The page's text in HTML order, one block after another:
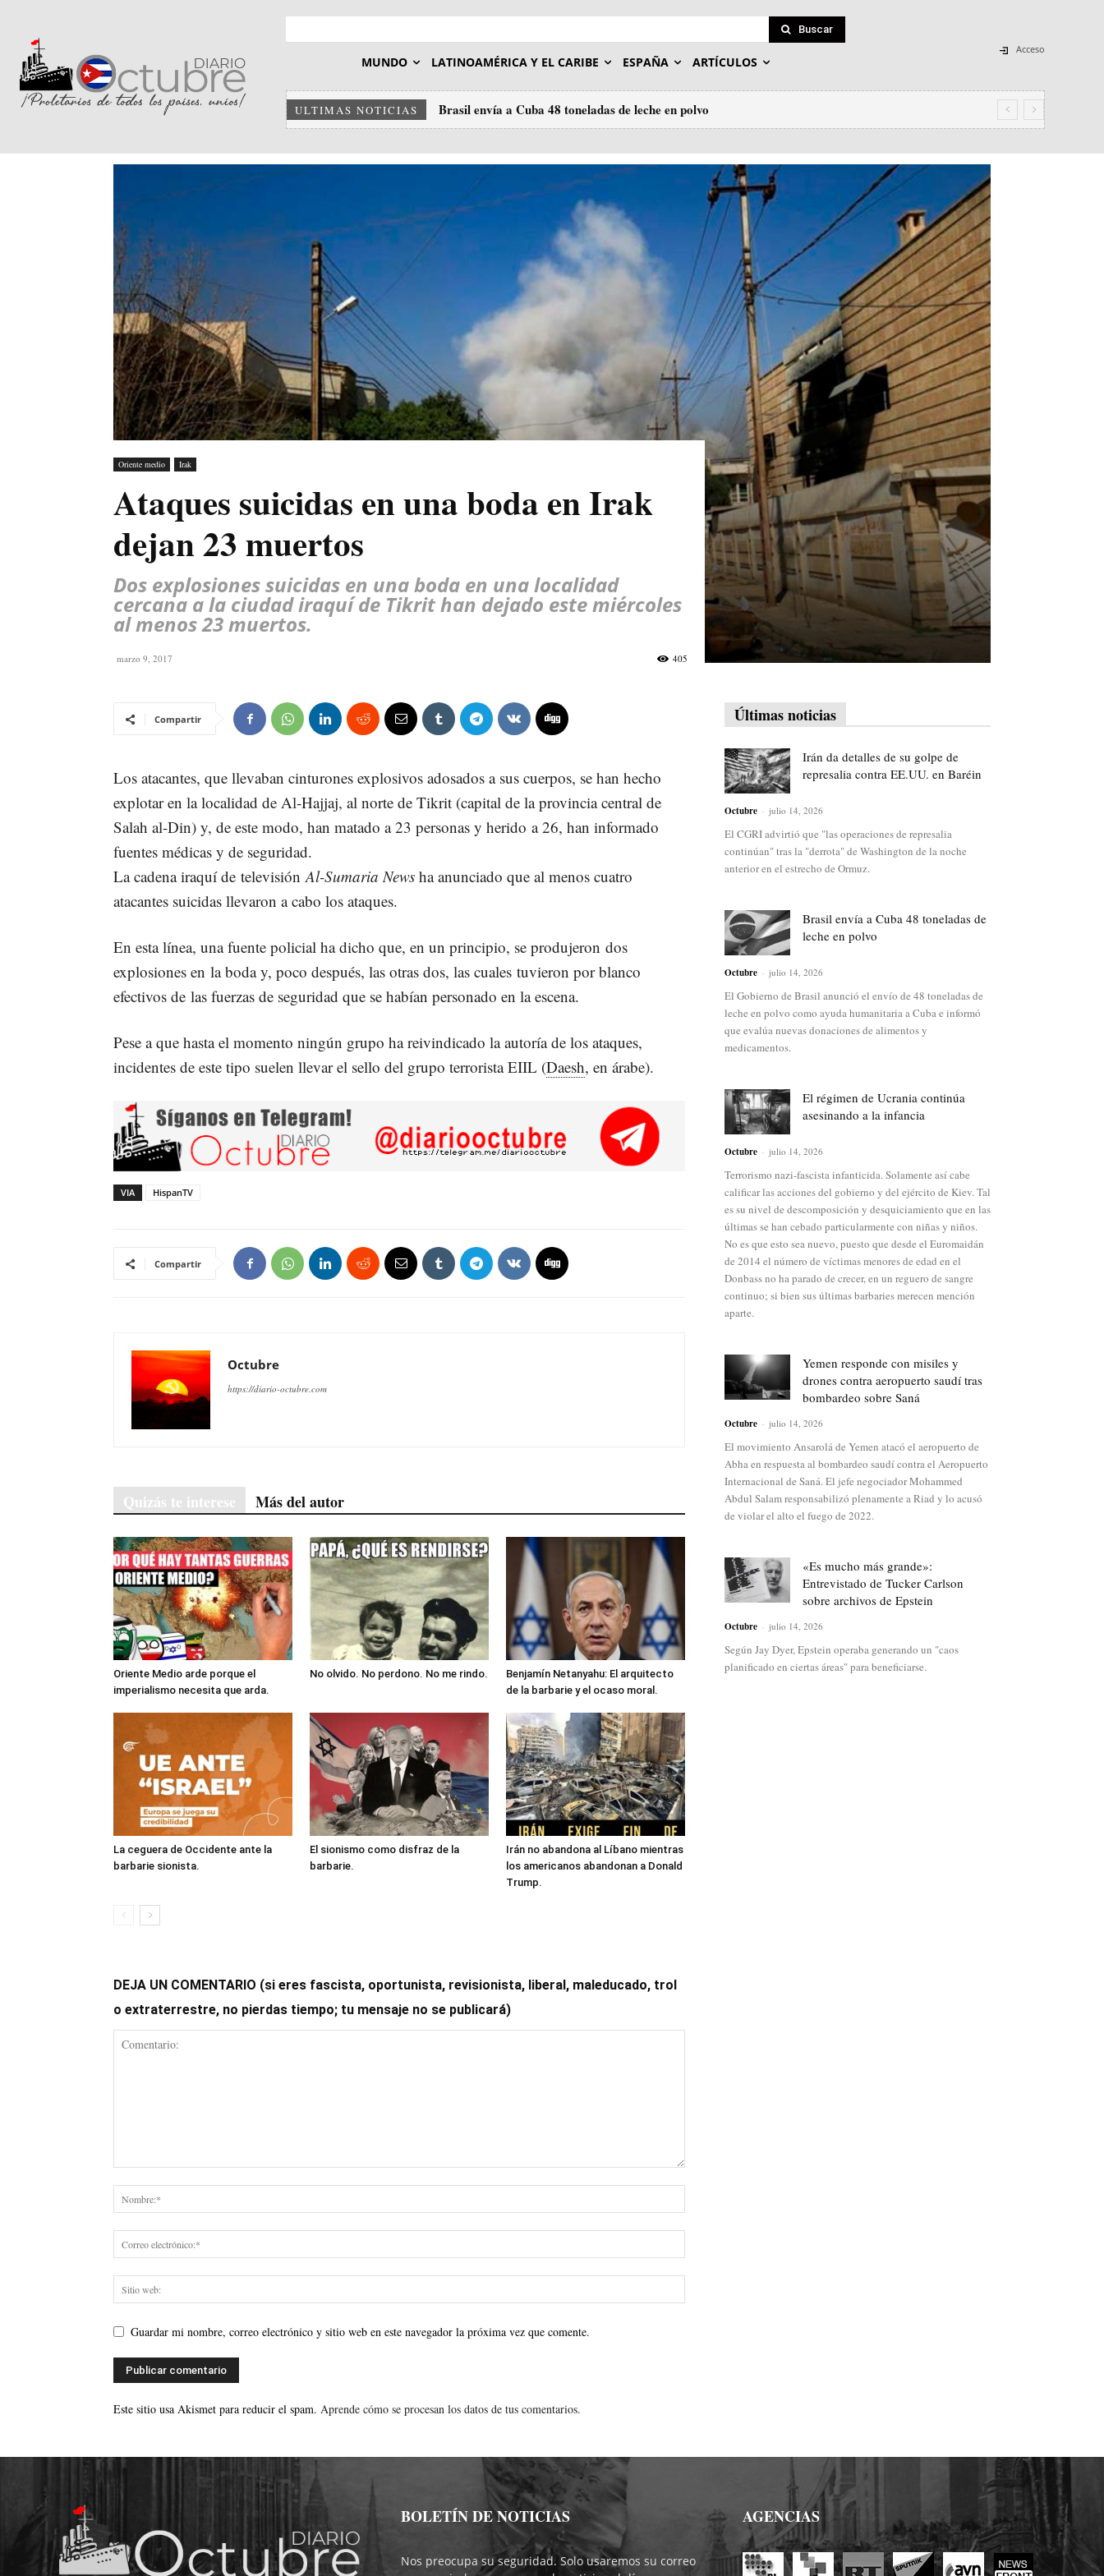
Buscar
MUNDO LATINOAMÉRICA Y EL CARIBE ESPAÑA ARTÍCULOS
Acceso
ULTIMAS NOTICIAS Brasil envía a Cuba 48 toneladas de leche en polvo
Oriente medio Irak
Ataques suicidas en una boda en Irak
dejan 23 muertos
Dos explosiones suicidas en una boda en una localidad
cercana a la ciudad iraquí de Tikrit han dejado este miércoles
al menos 23 muertos.
marzo 9, 2017 405
Compartir
Los atacantes, que llevaban cinturones explosivos adosados a sus cuerpos, se han hecho
explotar en la localidad de Al-Hajjaj, al norte de Tikrit (capital de la provincia central de
Salah al-Din) y, de este modo, han matado a 23 personas y herido a 26, han informado
fuentes médicas y de seguridad.
La cadena iraquí de televisiónAl-Sumaria News ha anunciado que al menos cuatro
atacantes suicidas llevaron a cabo los ataques.
En esta línea, una fuente policial ha dicho que, en un principio, se produjeron dos
explosiones en la boda y, poco después, las otras dos, las cuales tuvieron por blanco
efectivos de las fuerzas de seguridad que se habían personado en la escena.
Pese a que hasta el momento ningún grupo ha reivindicado la autoría de los ataques,
incidentes de este tipo suelen llevar el sello del grupo terrorista EIIL (Daesh, en árabe).
VIA HispanTV
Compartir
Octubre
https://diario-octubre.com
Quizás te interese Más del autor
Oriente Medio arde porque el
imperialismo necesita que arda.
No olvido. No perdono. No me rindo.
Benjamín Netanyahu: El arquitecto
de la barbarie y el ocaso moral.
La ceguera de Occidente ante la
barbarie sionista.
El sionismo como disfraz de la
barbarie.
Irán no abandona al Líbano mientras
los americanos abandonan a Donald
Trump.
DEJA UN COMENTARIO (si eres fascista, oportunista, revisionista, liberal, maleducado, trol
o extraterrestre, no pierdas tiempo; tu mensaje no se publicará)
Guardar mi nombre, correo electrónico y sitio web en este navegador la próxima vez que comente.
Este sitio usa Akismet para reducir el spam. Aprende cómo se procesan los datos de tus comentarios.
Últimas noticias
Irán da detalles de su golpe de
represalia contra EE.UU. en Baréin
Octubre - julio 14, 2026
El CGRI advirtió que "las operaciones de represalia
continúan" tras la "derrota" de Washington de la noche
anterior en el estrecho de Ormuz.
Brasil envía a Cuba 48 toneladas de
leche en polvo
Octubre - julio 14, 2026
El Gobierno de Brasil anunció el envío de 48 toneladas de
leche en polvo como ayuda humanitaria a Cuba e informó
que evalúa nuevas donaciones de alimentos y
medicamentos.
El régimen de Ucrania continúa
asesinando a la infancia
Octubre - julio 14, 2026
Terrorismo nazi-fascista infanticida. Solamente así cabe
calificar las acciones del gobierno y del ejército de Kiev. Tal
es su nivel de descomposición y desquiciamiento que en las
últimas se han cebado particularmente con niñas y niños.
No es que esto sea nuevo, puesto que desde el Euromaidán
de 2014 el número de víctimas menores de edad en el
Donbass no ha parado de crecer, en un reguero de sangre
continuo; si bien sus últimas barbaries merecen mención
aparte.
Yemen responde con misiles y
drones contra aeropuerto saudí tras
bombardeo sobre Saná
Octubre - julio 14, 2026
El movimiento Ansarolá de Yemen atacó el aeropuerto de
Abha en respuesta al bombardeo saudí contra el Aeropuerto
Internacional de Saná. El jefe negociador Mohammed
Abdul Salam responsabilizó plenamente a Riad y lo acusó
de violar el alto el fuego de 2022.
«Es mucho más grande»:
Entrevistado de Tucker Carlson
sobre archivos de Epstein
Octubre - julio 14, 2026
Según Jay Dyer, Epstein operaba generando un "caos
planificado en ciertas áreas" para beneficiarse.
BOLETÍN DE NOTICIAS
Nos preocupa su seguridad. Solo usaremos su correo
AGENCIAS